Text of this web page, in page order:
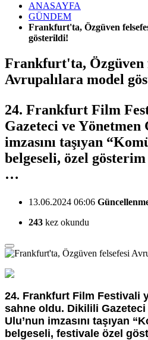
ANASAYFA
GÜNDEM
Frankfurt'ta, Özgüven
gösterildi!
Frankfurt'ta, Özgüven
Avrupalılara model
24. Frankfurt Film
Gazeteci ve Yönetmen
imzasını taşıyan
belgeseli, özel
…
13.06.2024 06:06
243 kez okundu
24. Frankfurt Film Festivali
sahne oldu. Dikilili
Ulu’nun imzasını taşıyan
belgeseli, festivale özel